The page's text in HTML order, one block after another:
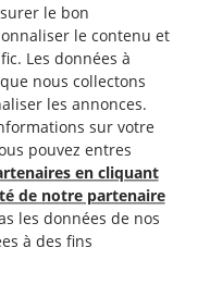
grand public
l’oubli et pour
sa situation.
:
le bon
le contenu et
Les données à
nous collectons
les annonces.
sur votre
pouvez entres
en cliquant
de notre partenaire
les données de nos
à des fins